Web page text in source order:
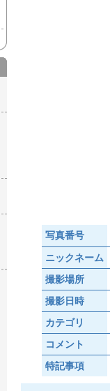
写真番号
ニックネーム
撮影場所
撮影日時
カテゴリ
コメント
特記事項